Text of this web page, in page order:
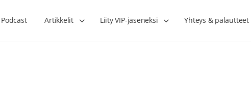
Podcast Artikkelit Liity VIP-jäseneksi Yhteys & palautteet